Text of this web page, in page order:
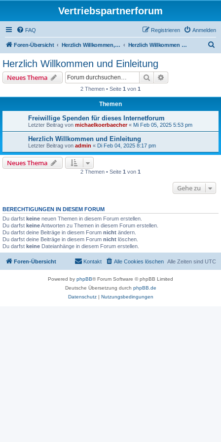
Vertriebspartnerforum
FAQ Anmelden
Registrieren
Foren-Übersicht Herzlich Willkommen, Einleitung und Spendeninfos Herzlich Willkommen und Einleitung
Herzlich Willkommen und Einleitung
Neues Thema Suche
2 Themen • Seite 1 von 1
Themen
Freiwillige Spenden für dieses Internetforum
Letzter Beitrag von michaelkoerbaecher« Mi Feb 05, 2025 5:53 pm
Herzlich Willkommen und Einleitung
Letzter Beitrag von admin « Di Feb 04, 2025 8:17 pm
Neues Thema
2 Themen • Seite 1 von 1
Gehe zu
BERECHTIGUNGEN IN DIESEM FORUM
Du darfst keine neuen Themen in diesem Forum erstellen.
Du darfst keineAntworten zu Themen in diesem Forum erstellen.
Du darfst deine Beiträge in diesem Forum nicht ändern.
Du darfst deine Beiträge in diesem Forum nicht löschen.
Du darfst keine Dateianhänge in diesem Forum erstellen.
Foren-Übersicht Alle Zeiten sind UTC
Alle Cookies löschen
Kontakt
Powered by phpBB® Forum Software © phpBB Limited
Deutsche Übersetzung durch phpBB.de
Datenschutz| Nutzungsbedingungen